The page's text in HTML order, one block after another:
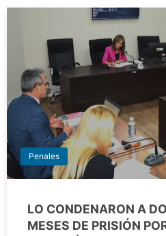
Penales
LO CONDENARON A
MESES DE PRISIÓN